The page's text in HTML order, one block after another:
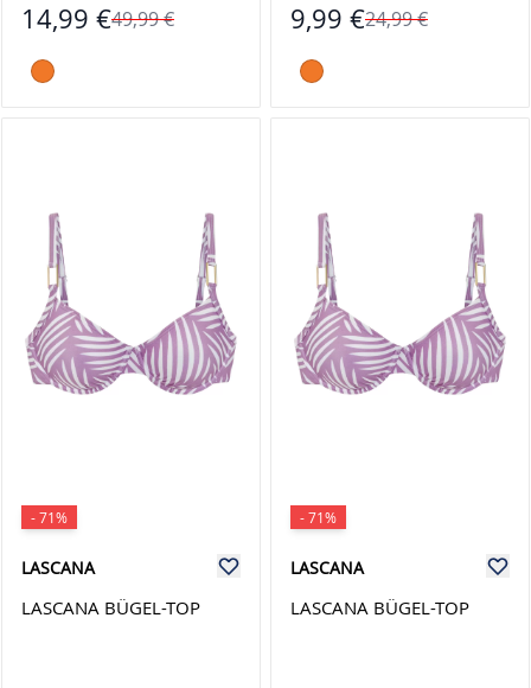
14,99 €49,99 € 9,99 €24,99 €
- 71%
LASCANA
LASCANA BÜGEL-TOP
- 71%
LASCANA
LASCANA BÜGEL-TOP